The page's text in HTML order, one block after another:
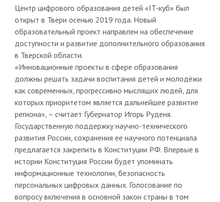
Центр цифрового образования детей «IT-куб» был
открыт в Твери осенью 2019 года. Новый
образовательный проект направлен на обеспечение
доступности и развитие дополнительного образования
в Тверской области.
«Инновационные проекты в сфере образования
должны решать задачи воспитания детей и молодёжи
как современных, прогрессивно мыслящих людей, для
которых приоритетом является дальнейшее развитие
региона», – считает Губернатор Игорь Руденя.
Государственную поддержку научно-технического
развития России, сохранения ее научного потенциала
предлагается закрепить в Конституции РФ. Впервые в
истории Конституция России будет упоминать
информационные технологии, безопасность
персональных цифровых данных. Голосование по
вопросу включения в основной закон страны в том